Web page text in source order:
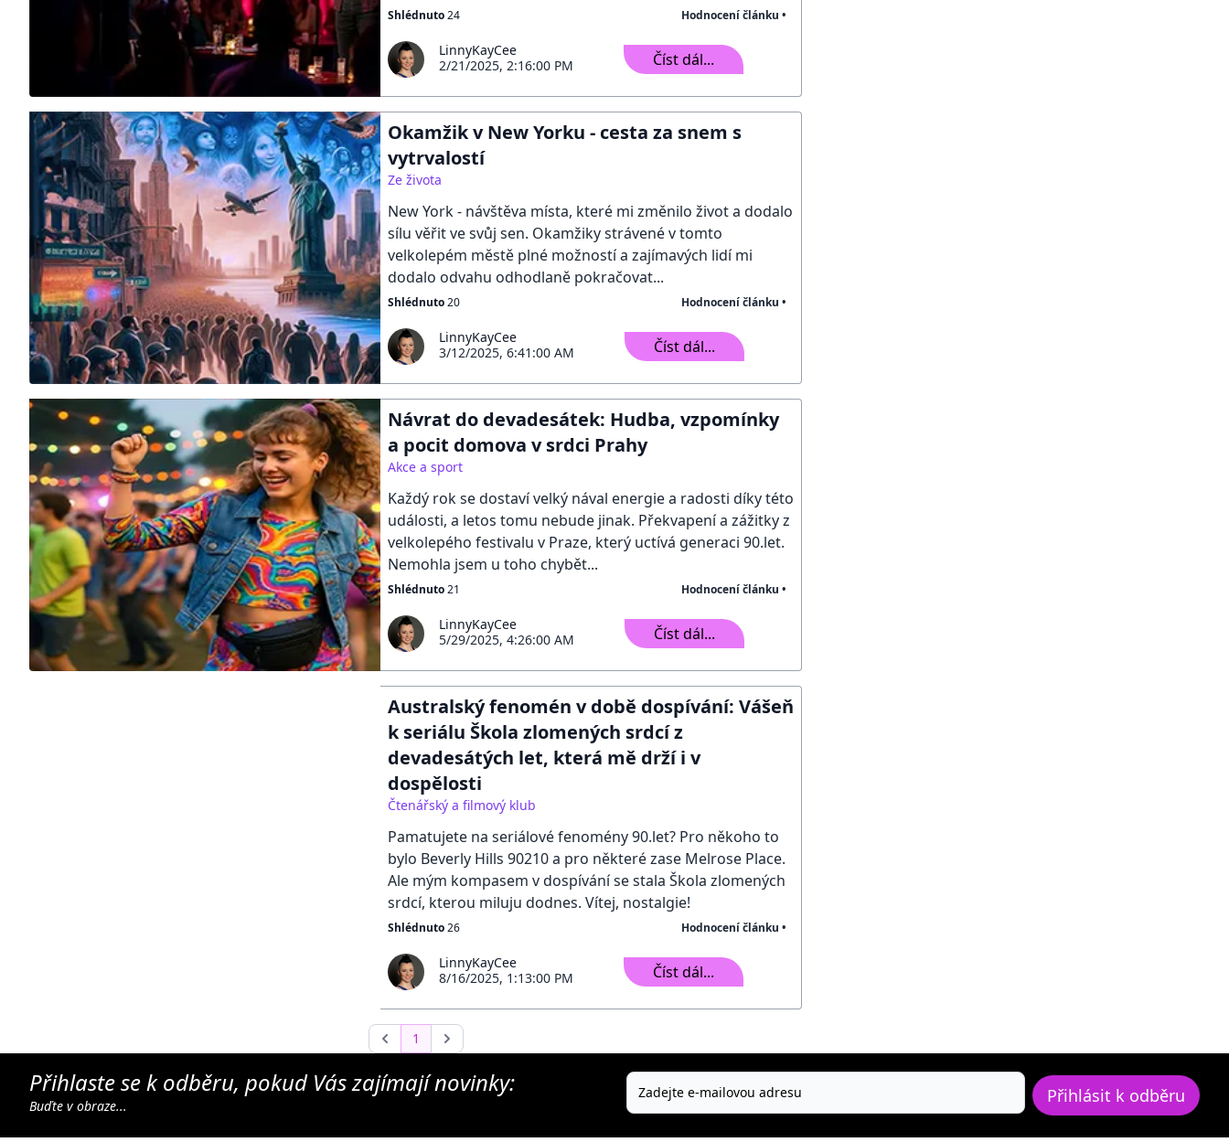
Shlédnuto24 Hodnocení článku •
LinnyKayCee
2/21/2025, 2:16:00 PM
Číst dál...
Okamžik v New Yorku - cesta za snem s
vytrvalostí
Ze života
New York - návštěva místa, které mi změnilo život a dodalo
sílu věřit ve svůj sen. Okamžiky strávené v tomto
velkolepém městě plné možností a zajímavých lidí mi
dodalo odvahu odhodlaně pokračovat...
Shlédnuto20 Hodnocení článku •
LinnyKayCee
3/12/2025, 6:41:00 AM
Číst dál...
Návrat do devadesátek: Hudba, vzpomínky
a pocit domova v srdci Prahy
Akce a sport
Každý rok se dostaví velký nával energie a radosti díky této
události, a letos tomu nebude jinak. Překvapení a zážitky z
velkolepého festivalu v Praze, který uctívá generaci 90.let.
Nemohla jsem u toho chybět...
Shlédnuto21 Hodnocení článku •
LinnyKayCee
5/29/2025, 4:26:00 AM
Číst dál...
Australský fenomén v době dospívání: Vášeň
k seriálu Škola zlomených srdcí z
devadesátých let, která mě drží i v
dospělosti
Čtenářský a filmový klub
Pamatujete na seriálové fenomény 90.let? Pro někoho to
bylo Beverly Hills 90210 a pro některé zase Melrose Place.
Ale mým kompasem v dospívání se stala Škola zlomených
srdcí, kterou miluju dodnes. Vítej, nostalgie!
Shlédnuto26 Hodnocení článku •
LinnyKayCee
8/16/2025, 1:13:00 PM
Číst dál...
1
Přihlaste se k odběru, pokud Vás zajímají novinky:
Buďte v obraze... Přihlásit k odběru